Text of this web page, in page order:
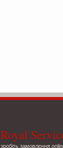
Royal
зробіть замовлення